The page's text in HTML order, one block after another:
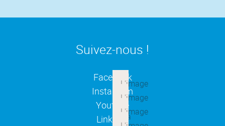
Suivez-nous !
Facebook
(ouverture dans une
Instagram(ouverture dans une
Youtube(ouverture dans une
Linkedin
(ouverture dans une